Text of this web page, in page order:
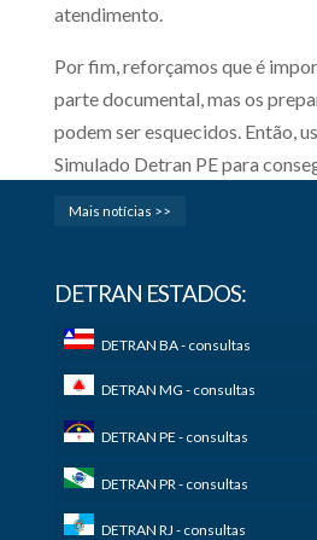
atendimento.
Por fim, reforçamos que é
parte documental, mas os
podem ser esquecidos. Então,
Simulado Detran PE para
Mais notícias >>
DETRAN ESTADOS:
DETRAN BA - consultas
DETRAN MG - consultas
DETRAN PE - consultas
DETRAN PR - consultas
DETRAN RJ - consultas